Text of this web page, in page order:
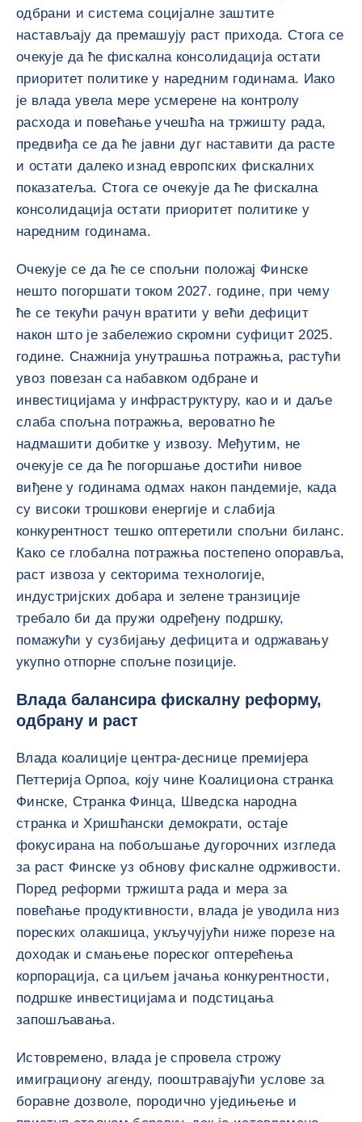
одбрани и система социјалне заштите
настављају да премашују раст прихода. Стога се
очекује да ће фискална консолидација остати
приоритет политике у наредним годинама. Иако
је влада увела мере усмерене на контролу
расхода и повећање учешћа на тржишту рада,
предвиђа се да ће јавни дуг наставити да расте
и остати далеко изнад европских фискалних
показатеља. Стога се очекује да ће фискална
консолидација остати приоритет политике у
наредним годинама.
Очекује се да ће се спољни положај Финске
нешто погоршати током 2027. године, при чему
ће се текући рачун вратити у већи дефицит
након што је забележио скромни суфицит 2025.
године. Снажнија унутрашња потражња, растући
увоз повезан са набавком одбране и
инвестицијама у инфраструктуру, као и и даље
слаба спољна потражња, вероватно ће
надмашити добитке у извозу. Међутим, не
очекује се да ће погоршање достићи нивое
виђене у годинама одмах након пандемије, када
су високи трошкови енергије и слабија
конкурентност тешко оптеретили спољни биланс.
Како се глобална потражња постепено опоравља,
раст извоза у секторима технологије,
индустријских добара и зелене транзиције
требало би да пружи одређену подршку,
помажући у сузбијању дефицита и одржавању
укупно отпорне спољне позиције.
Влада балансира фискалну реформу,
одбрану и раст
Влада коалиције центра-деснице премијера
Петтерија Орпоа, коју чине Коалициона странка
Финске, Странка Финца, Шведска народна
странка и Хришћански демократи, остаје
фокусирана на побољшање дугорочних изгледа
за раст Финске уз обнову фискалне одрживости.
Поред реформи тржишта рада и мера за
повећање продуктивности, влада је уводила низ
пореских олакшица, укључујући ниже порезе на
доходак и смањење пореског оптерећења
корпорација, са циљем јачања конкурентности,
подршке инвестицијама и подстицања
запошљавања.
Истовремено, влада је спровела строжу
имиграциону агенду, пооштравајући услове за
боравне дозволе, породично уједињење и